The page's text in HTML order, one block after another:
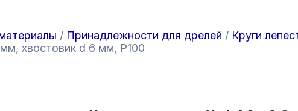
/ Принадлежности для дрелей / Круги
хвостовик d 6 мм, P100